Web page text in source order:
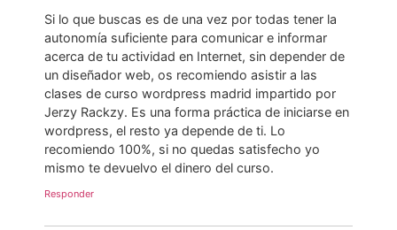
Si lo que buscas es de una vez por todas tener la
autonomía suficiente para comunicar e informar
acerca de tu actividad en Internet, sin depender de
un diseñador web, os recomiendo asistir a las
clases de curso wordpress madrid impartido por
Jerzy Rackzy. Es una forma práctica de iniciarse en
wordpress, el resto ya depende de ti. Lo
recomiendo 100%, si no quedas satisfecho yo
mismo te devuelvo el dinero del curso.
Responder